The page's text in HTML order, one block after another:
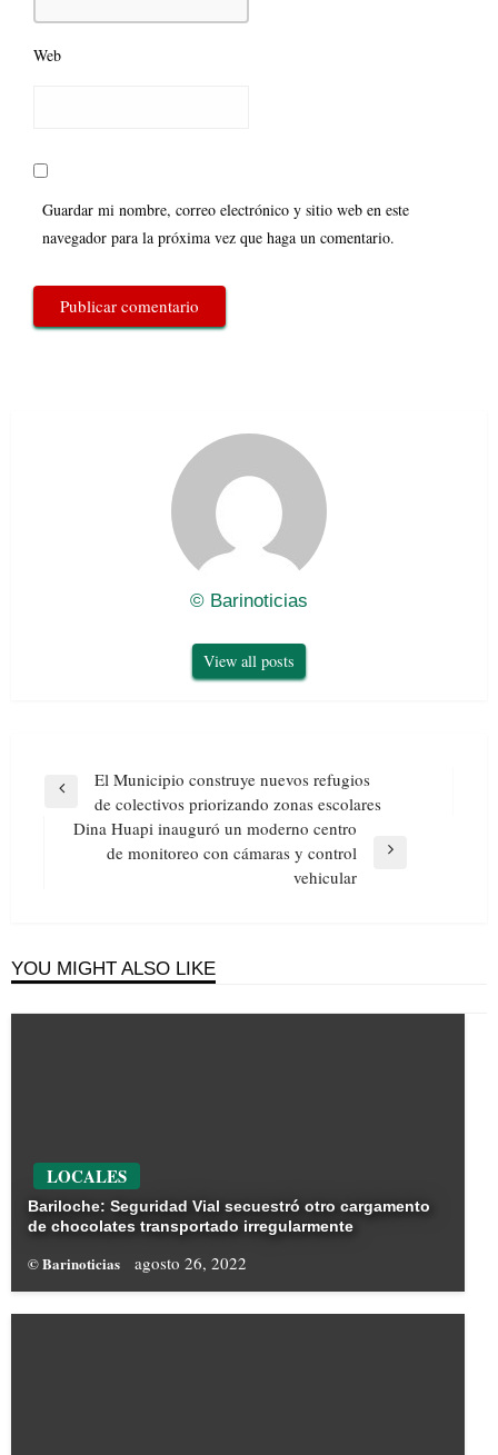
Web
Guardar mi nombre, correo electrónico y sitio web en este
navegador para la próxima vez que haga un comentario.
© Barinoticias
View all posts
Navegación
entradas
Previous
El Municipio construye nuevos refugios
de colectivos priorizando zonas escolares
Dina Huapi inauguró un moderno centro
de monitoreo con cámaras y control
vehicular
YOU MIGHT ALSO LIKE
LOCALES
Bariloche: Seguridad Vial secuestró otro cargamento
de chocolates transportado irregularmente
© Barinoticias agosto 26, 2022